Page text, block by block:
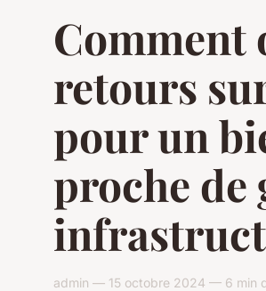
Comment
retours
pour un
proche de
admin — 15 octobre 2024 — 6 min